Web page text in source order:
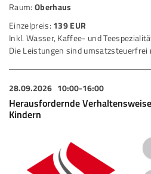
Raum: Oberhaus
Einzelpreis: 139 EUR
Inkl. Wasser, Kaffee- und
Die Leistungen sind umsatzsteuerfrei
28.09.2026 10:00-16:00
Herausfordernde
Kindern